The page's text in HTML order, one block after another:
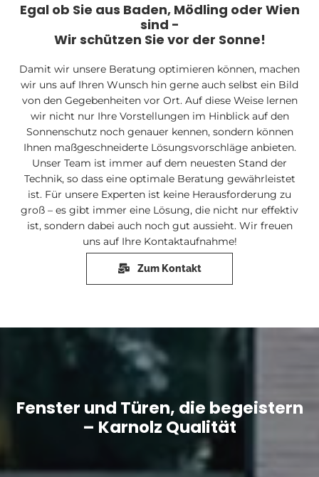
Egal ob Sie aus Baden, Mödling oder Wien
sind -
Wir schützen Sie vor der Sonne!
Damit wir unsere Beratung optimieren können, machen
wir uns auf Ihren Wunsch hin gerne auch selbst ein Bild
von den Gegebenheiten vor Ort. Auf diese Weise lernen
wir nicht nur Ihre Vorstellungen im Hinblick auf den
Sonnenschutz noch genauer kennen, sondern können
Ihnen maßgeschneiderte Lösungsvorschläge anbieten.
Unser Team ist immer auf dem neuesten Stand der
Technik, so dass eine optimale Beratung gewährleistet
ist. Für unsere Experten ist keine Herausforderung zu
groß – es gibt immer eine Lösung, die nicht nur effektiv
ist, sondern dabei auch noch gut aussieht. Wir freuen
uns auf Ihre Kontaktaufnahme!
Zum Kontakt
Fenster und Türen, die begeistern
– Karnolz Qualität